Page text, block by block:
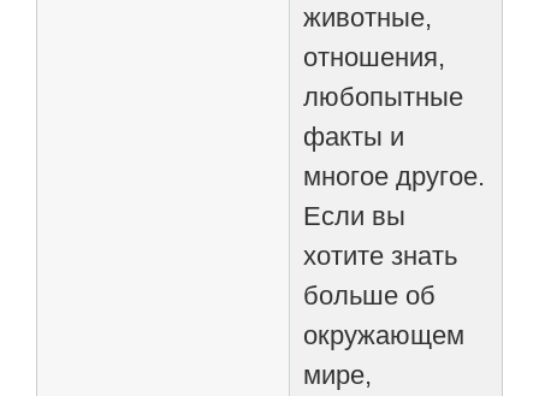
животные,
отношения,
любопытные
факты и
многое другое.
Если вы
хотите знать
больше об
окружающем
мире,